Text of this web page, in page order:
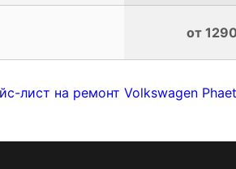
от
лист на ремонт Volkswagen